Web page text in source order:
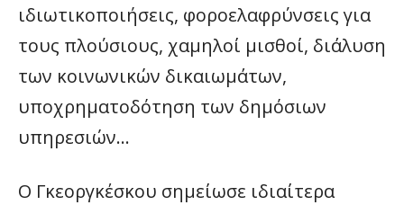
ιδιωτικοποιήσεις, φοροελαφρύνσεις για
τους πλούσιους, χαμηλοί μισθοί, διάλυση
των κοινωνικών δικαιωμάτων,
υποχρηματοδότηση των δημόσιων
υπηρεσιών…
Ο Γκεοργκέσκου σημείωσε ιδιαίτερα